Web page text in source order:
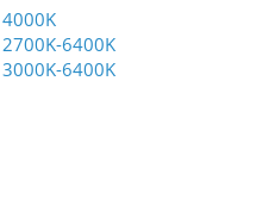
4000K
2700K-6400K
3000K-6400K